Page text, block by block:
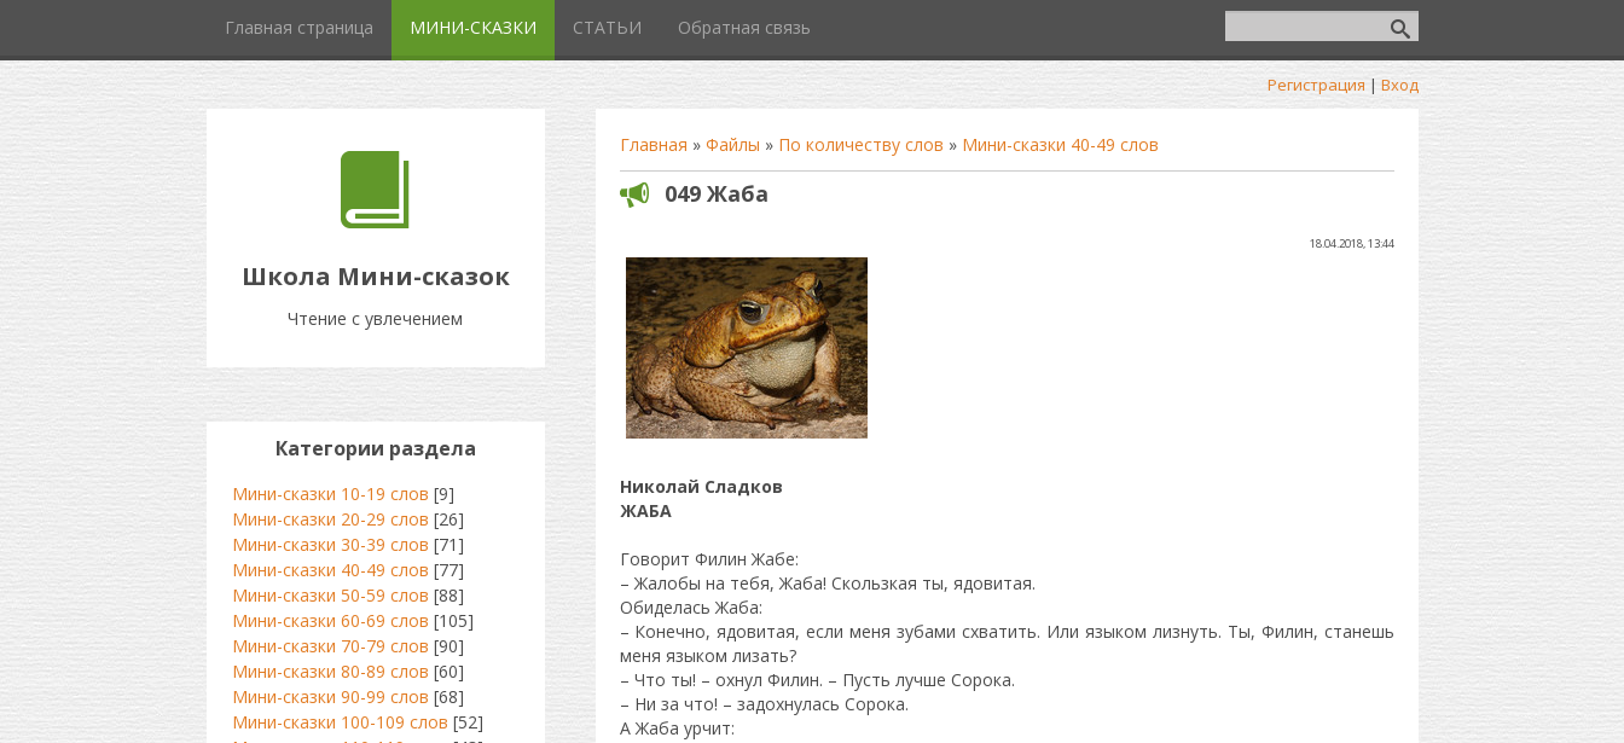
Главная страница МИНИ-СКАЗКИ СТАТЬИ Обратная связь
Регистрация | Вход
Школа Мини-сказок
Чтение с увлечением
Главная » Файлы » По количеству слов » Мини-сказки 40-49 слов
049 Жаба
18.04.2018, 13:44
Николай Сладков
ЖАБА
Говорит Филин Жабе:
– Жалобы на тебя, Жаба! Скользкая ты, ядовитая.
Обиделась Жаба:
– Конечно, ядовитая, если меня зубами схватить. Или языком лизнуть. Ты, Филин, станешь
меня языком лизать?
– Что ты! – охнул Филин. – Пусть лучше Сорока.
– Ни за что! – задохнулась Сорока.
А Жаба урчит:
Категории раздела
Мини-сказки 10-19 слов [9]
Мини-сказки 20-29 слов [26]
Мини-сказки 30-39 слов [71]
Мини-сказки 40-49 слов [77]
Мини-сказки 50-59 слов [88]
Мини-сказки 60-69 слов [105]
Мини-сказки 70-79 слов [90]
Мини-сказки 80-89 слов [60]
Мини-сказки 90-99 слов [68]
Мини-сказки 100-109 слов [52]